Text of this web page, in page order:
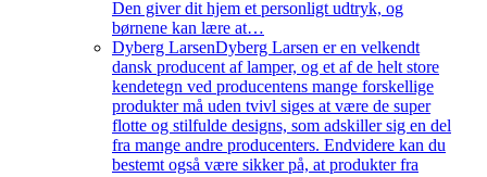
Den giver dit hjem et personligt udtryk, og
børnene kan lære at…
Dyberg LarsenDyberg Larsen er en velkendt
dansk producent af lamper, og et af de helt store
kendetegn ved producentens mange forskellige
produkter må uden tvivl siges at være de super
flotte og stilfulde designs, som adskiller sig en del
fra mange andre producenters. Endvidere kan du
bestemt også være sikker på, at produkter fra